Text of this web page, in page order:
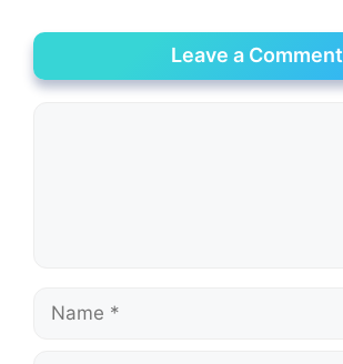
Leave a Comment